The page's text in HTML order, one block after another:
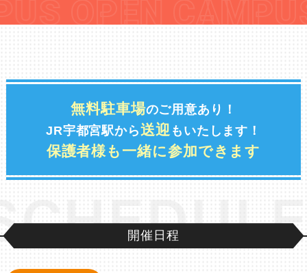
OPEN CAMPUS
CAMPUS
OPEN CAMPUS
CAMPUS
OPEN CAMPUS
CAMPUS
無料駐車場のご用意あり！
JR宇都宮駅から送迎 もいたします！
保護者様も一緒に参加できます
開催日程